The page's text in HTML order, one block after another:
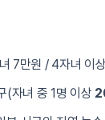
7만원 / 4자녀 이
(자녀 중 1명 이상